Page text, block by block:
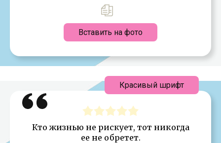
Вставить на фото
Кто жизнью не рискует, тот никогда
ее не обретет.
Красивый шрифт